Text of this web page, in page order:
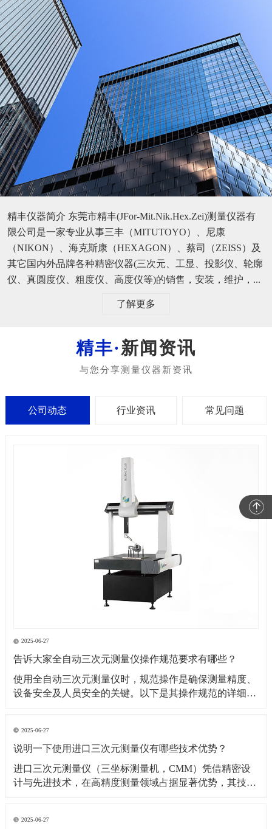
精丰仪器简介 东莞市精丰(JFor-Mit.Nik.Hex.Zei)测量仪器有
限公司是一家专业从事三丰（MITUTOYO）、尼康
（NIKON）、海克斯康（HEXAGON）、蔡司（ZEISS）及
其它国内外品牌各种精密仪器(三次元、工显、投影仪、轮廓
仪、真圆度仪、粗度仪、高度仪等)的销售，安装，维护，...
了解更多
新闻资讯
公司动态 行业资讯 常见问题
2025-06-27
告诉大家全自动三次元测量仪操作规范要求有哪些？
​使用全自动三次元测量仪时，规范操作是确保测量精度、
设备安全及人员安全的关键。以下是其操作规范的详细要
度控制在 40%~60% RH，避免温度剧烈波动或潮湿导致设
备变形、传感器失灵。防尘与防
2025-06-27
说明一下使用进口三次元测量仪有哪些技术优势？
​进口三次元测量仪（三坐标测量机，CMM）凭借精密设
计与先进技术，在高精度测量领域占据显著优势，其技术
辨率与重复性：进口设备（如德国蔡司、美国 API、日本
2025-06-27